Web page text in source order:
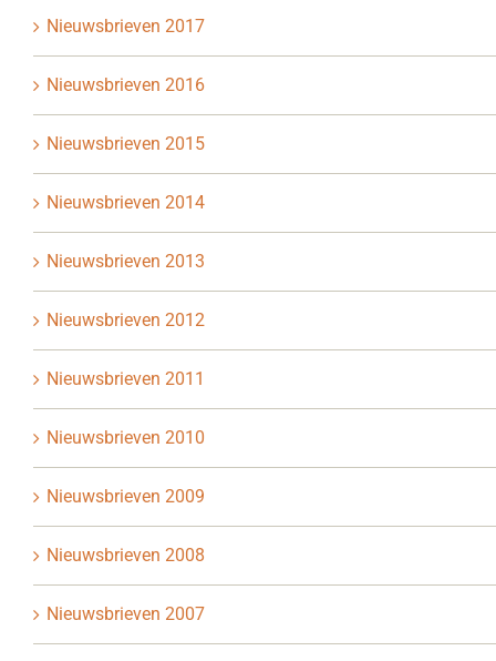
Nieuwsbrieven 2017
Nieuwsbrieven 2016
Nieuwsbrieven 2015
Nieuwsbrieven 2014
Nieuwsbrieven 2013
Nieuwsbrieven 2012
Nieuwsbrieven 2011
Nieuwsbrieven 2010
Nieuwsbrieven 2009
Nieuwsbrieven 2008
Nieuwsbrieven 2007